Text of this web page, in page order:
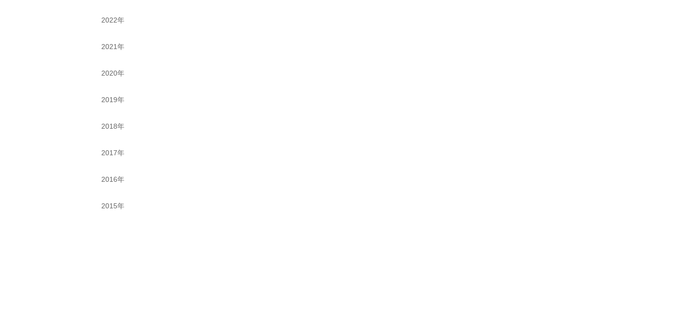
2022年
2021年
2020年
2019年
2018年
2017年
2016年
2015年